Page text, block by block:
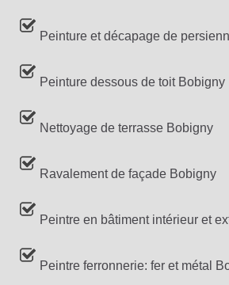
Peinture et décapage de
Peinture dessous de toit Bobigny
Nettoyage de terrasse Bobigny
Ravalement de façade Bobigny
Peintre en bâtiment intérieur et
Peintre ferronnerie: fer et métal